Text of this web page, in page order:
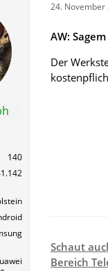
140
24. November
AW:
Der
Schaut
Bereich